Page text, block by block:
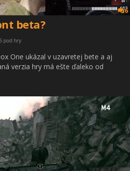
6
beta?
pod hry
One ukázal v uzavretej bete a aj
verzia hry má ešte ďaleko od